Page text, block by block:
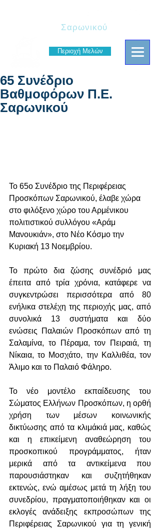
Σαρωνικού
Περιοχή Μελών
65 Συνέδριο
Βαθμοφόρων Π.Ε.
Σαρωνικού
Το 65ο Συνέδριο της Περιφέρειας
Προσκόπων Σαρωνικού, έλαβε χώρα
στο φιλόξενο χώρο του Αρμένικου
πολιτιστικού συλλόγου «Αράμ
Μανουκιάν», στο Νέο Κόσμο την
Κυριακή 13 Νοεμβρίου.
Το πρώτο δια ζώσης συνέδριό μας
έπειτα από τρία χρόνια, κατάφερε να
συγκεντρώσει περισσότερα από 80
ενήλικα στελέχη της περιοχής μας, από
συνολικά 13 συστήματα και δύο
ενώσεις Παλαιών Προσκόπων από τη
Σαλαμίνα, το Πέραμα, τον Πειραιά, τη
Νίκαια, το Μοσχάτο, την Καλλιθέα, τον
Άλιμο και το Παλαιό Φάληρο.
Το νέο μοντέλο εκπαίδευσης του
Σώματος Ελλήνων Προσκόπων, η ορθή
χρήση των μέσων κοινωνικής
δικτύωσης από τα κλιμάκιά μας, καθώς
και η επικείμενη αναθεώρηση του
προσκοπικού προγράμματος, ήταν
μερικά από τα αντικείμενα που
παρουσιάστηκαν και συζητήθηκαν
εκτενώς, ενώ αμέσως μετά τη λήξη του
συνεδρίου, πραγματοποιήθηκαν και οι
εκλογές ανάδειξης εκπροσώπων της
Περιφέρειας Σαρωνικού για τη γενική